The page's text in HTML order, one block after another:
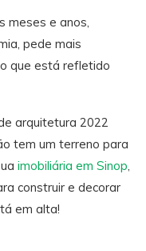
meses e anos,
pede mais
que está refletido
arquitetura 2022
tem um terreno para
imobiliária em Sinop
construir e decorar
em alta!